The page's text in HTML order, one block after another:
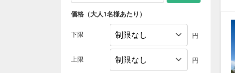
価格（大人1名様あたり）
下限 円
上限 円